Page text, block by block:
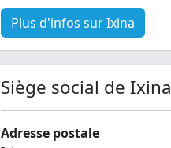
Plus d'infos sur Ixina
Siège social de Ixina
Adresse postale